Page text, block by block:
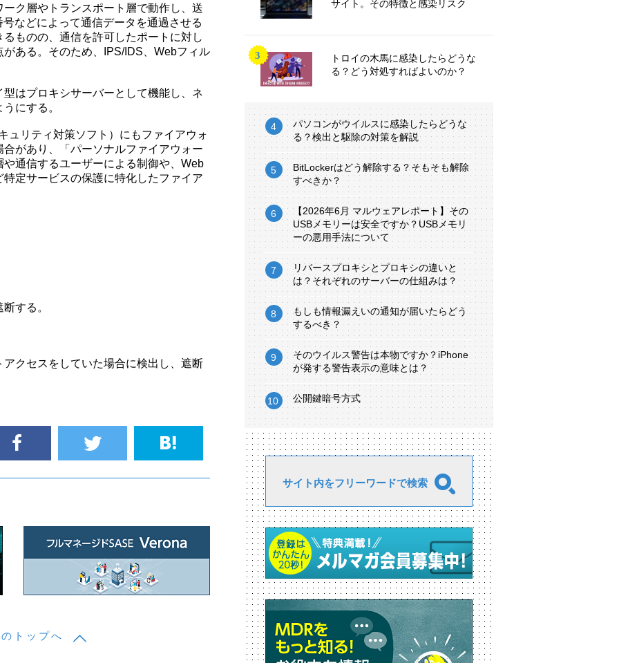
ク層やトランスポート層で動作し、送
などによって通信データを通過させる
ものの、通信を許可したポートに対し
ある。そのため、IPS/IDS、Webフィル
はプロキシサーバーとして機能し、ネ
にする。
ュリティ対策ソフト）にもファイアウォ
があり、「パーソナルファイアウォー
通信するユーザーによる制御や、Web
定サービスの保護に特化したファイア
する。
クセスをしていた場合に検出し、遮断
トップへ
サイト。その特徴と感染リスク
トロイの木馬に感染したらどうな
る？どう対処すればよいのか？
パソコンがウイルスに感染したらどうな
る？検出と駆除の対策を解説
BitLockerはどう解除する？そもそも解除
すべきか？
【2026年6月 マルウェアレポート】その
USBメモリーは安全ですか？USBメモリ
ーの悪用手法について
リバースプロキシとプロキシの違いと
は？それぞれのサーバーの仕組みは？
もしも情報漏えいの通知が届いたらどう
するべき？
そのウイルス警告は本物ですか？iPhone
が発する警告表示の意味とは？
公開鍵暗号方式
サイト内をフリーワードで検索